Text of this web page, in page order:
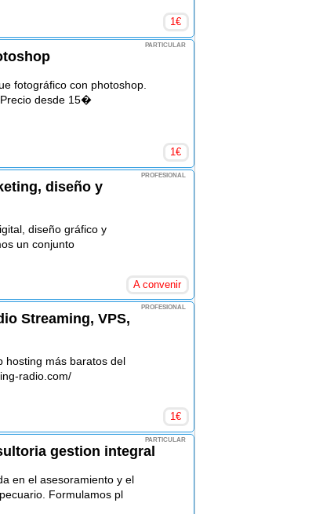
1€
PARTICULAR
fotográfico con photoshop.
desde 15�
1€
PROFESIONAL
diseño y
diseño gráfico y
un conjunto
A convenir
PROFESIONAL
Streaming, VPS,
hosting más baratos del
radio.com/
1€
PARTICULAR
gestion integral
en el asesoramiento y el
Formulamos pl